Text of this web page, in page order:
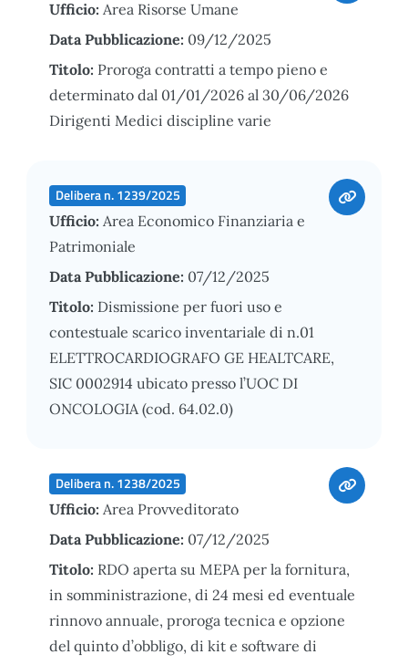
Ufficio: Area Risorse Umane
Data Pubblicazione: 09/12/2025
Titolo: Proroga contratti a tempo pieno e
determinato dal 01/01/2026 al 30/06/2026
Dirigenti Medici discipline varie
Delibera n. 1239/2025
Ufficio: Area Economico Finanziaria e
Patrimoniale
Data Pubblicazione: 07/12/2025
Titolo: Dismissione per fuori uso e
contestuale scarico inventariale di n.01
ELETTROCARDIOGRAFO GE HEALTCARE,
SIC 0002914 ubicato presso l’UOC DI
ONCOLOGIA (cod. 64.02.0)
Delibera n. 1238/2025
Ufficio: Area Provveditorato
Data Pubblicazione: 07/12/2025
Titolo: RDO aperta su MEPA per la fornitura,
in somministrazione, di 24 mesi ed eventuale
rinnovo annuale, proroga tecnica e opzione
del quinto d’obbligo, di kit e software di